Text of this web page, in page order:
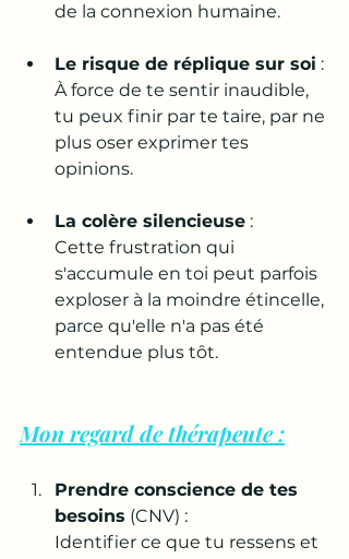
de la connexion humaine.
Le risque de réplique sur soi :
À force de te sentir inaudible,
tu peux finir par te taire, par ne
plus oser exprimer tes
opinions.
La colère silencieuse :
Cette frustration qui
s'accumule en toi peut parfois
exploser à la moindre étincelle,
parce qu'elle n'a pas été
entendue plus tôt.
Mon regard de thérapeute :
Prendre conscience de tes
besoins (CNV) :
Identifier ce que tu ressens et